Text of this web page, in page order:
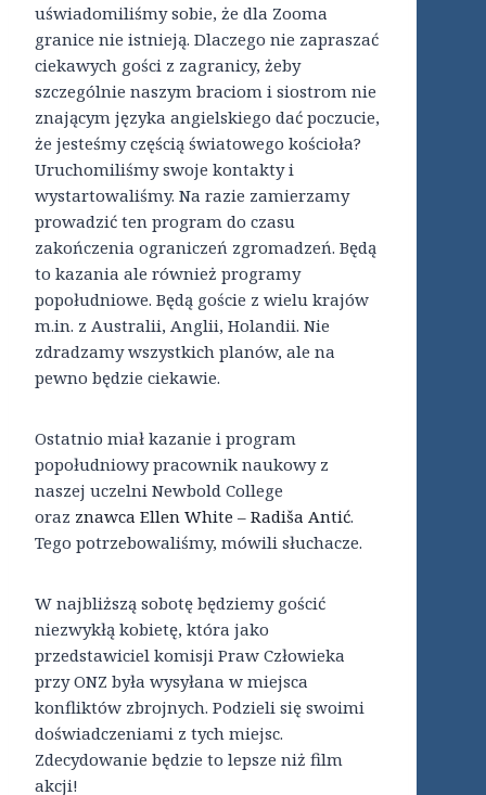
uświadomiliśmy sobie, że dla Zooma
granice nie istnieją. Dlaczego nie zapraszać
ciekawych gości z zagranicy, żeby
szczególnie naszym braciom i siostrom nie
znającym języka angielskiego dać poczucie,
że jesteśmy częścią światowego kościoła?
Uruchomiliśmy swoje kontakty i
wystartowaliśmy. Na razie zamierzamy
prowadzić ten program do czasu
zakończenia ograniczeń zgromadzeń. Będą
to kazania ale również programy
popołudniowe. Będą goście z wielu krajów
m.in. z Australii, Anglii, Holandii. Nie
zdradzamy wszystkich planów, ale na
pewno będzie ciekawie.
Ostatnio miał kazanie i program
popołudniowy pracownik naukowy z
naszej uczelni Newbold College
oraz znawca Ellen White – Radiša Antić.
Tego potrzebowaliśmy, mówili słuchacze.
W najbliższą sobotę będziemy gościć
niezwykłą kobietę, która jako
przedstawiciel komisji Praw Człowieka
przy ONZ była wysyłana w miejsca
konfliktów zbrojnych. Podzieli się swoimi
doświadczeniami z tych miejsc.
Zdecydowanie będzie to lepsze niż film
akcji!